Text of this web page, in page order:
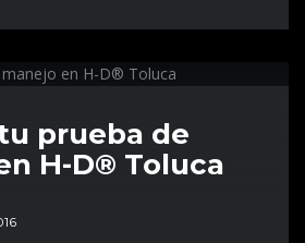
prueba de
H-D® Toluca